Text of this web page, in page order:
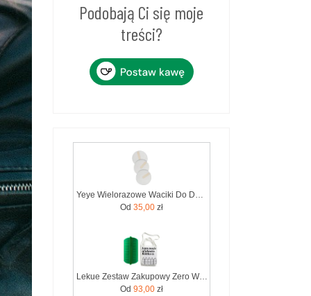
Podobają Ci się moje
treści?
Yeye Wielorazowe Waciki Do Demakijażu Włókno Konopne 7 Szt. Zero Waste
Od 35,00 zł
Lekue Zestaw Zakupowy Zero Waste (3504600V16)
Od 93,00 zł